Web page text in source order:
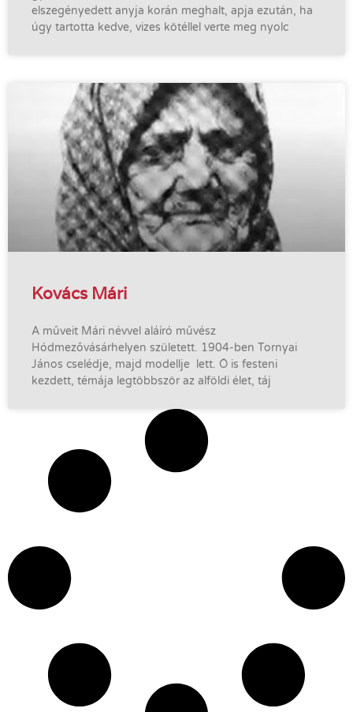
elszegényedett anyja korán meghalt, apja ezután, ha
úgy tartotta kedve, vizes kötéllel verte meg nyolc
Kovács Mári
A műveit Mári névvel aláíró művész
Hódmezővásárhelyen született. 1904-ben Tornyai
János cselédje, majd modellje lett. Ő is festeni
kezdett, témája legtöbbször az alföldi élet, táj